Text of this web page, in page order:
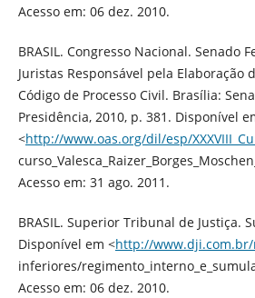
Acesso em: 06 dez. 2010.
BRASIL. Congresso Nacional. Senado
Juristas Responsável pela Elaboração
Código de Processo Civil. Brasília:
Presidência, 2010, p. 381. Disponível
<http://www.oas.org/dil/esp/
Acesso em: 31 ago. 2011.
BRASIL. Superior Tribunal de Justiça.
Disponível em <http://www.dji.com.br/
inferiores/
Acesso em: 06 dez. 2010.